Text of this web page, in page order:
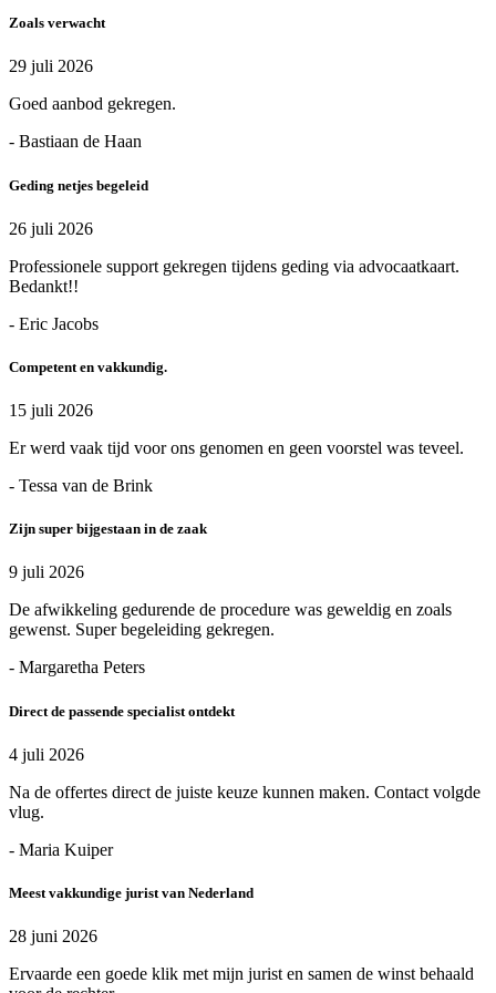
Zoals verwacht
29 juli 2026
Goed aanbod gekregen.
- Bastiaan de Haan
Geding netjes begeleid
26 juli 2026
Professionele support gekregen tijdens geding via advocaatkaart.
Bedankt!!
- Eric Jacobs
Competent en vakkundig.
15 juli 2026
Er werd vaak tijd voor ons genomen en geen voorstel was teveel.
- Tessa van de Brink
Zijn super bijgestaan in de zaak
9 juli 2026
De afwikkeling gedurende de procedure was geweldig en zoals
gewenst. Super begeleiding gekregen.
- Margaretha Peters
Direct de passende specialist ontdekt
4 juli 2026
Na de offertes direct de juiste keuze kunnen maken. Contact volgde
vlug.
- Maria Kuiper
Meest vakkundige jurist van Nederland
28 juni 2026
Ervaarde een goede klik met mijn jurist en samen de winst behaald